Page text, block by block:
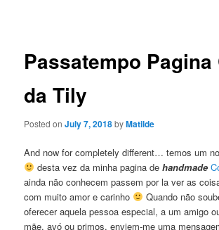
Passatempo
da Tily
Posted onJuly 7, 2018byMatilde
And now for completely different… temos um
desta vez da minha pagina de handmade
ainda não conhecem passem por la ver as
com muito amor e carinho
Quando não
oferecer aquela pessoa especial, a um amigo
mãe, avó ou primos, enviem-me uma